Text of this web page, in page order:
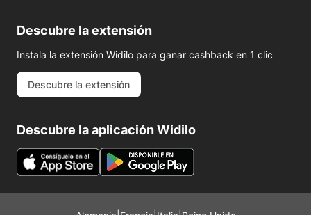
Descubre la extensión
Instala la extensión Widilo para ganar cashback en 1 clic
Descubre la extensión
Descubre la aplicación Widilo